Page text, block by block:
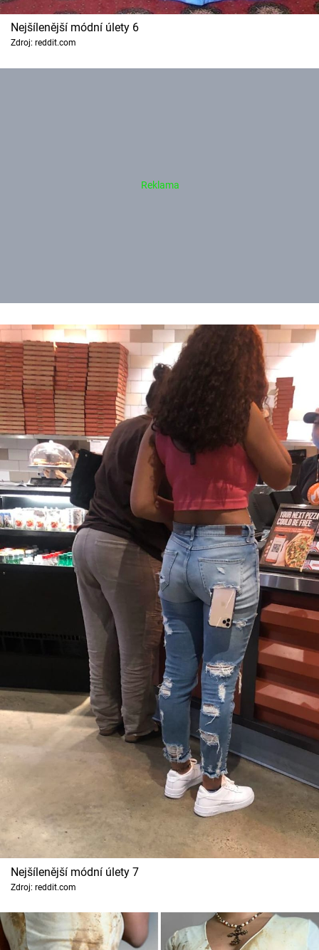
Nejšílenější módní úlety 6
Zdroj: reddit.com
Nejšílenější módní úlety 7
Zdroj: reddit.com